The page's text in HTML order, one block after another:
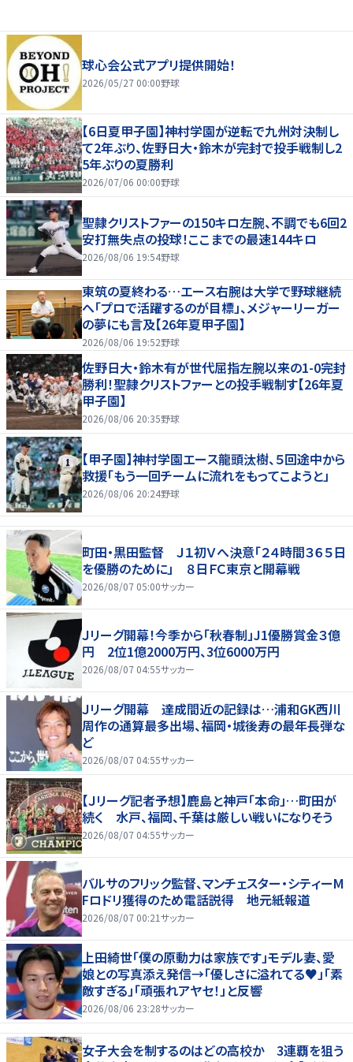
球心会公式アプリ提供開始！
2026/05/27 00:00野球
【6日夏甲子園】神村学園が逆転で九州対決制し
て2年ぶり、佐野日大・鈴木が完封で投手戦制し2
5年ぶりの夏勝利
2026/07/06 00:00野球
聖隷クリストファーの150キロ左腕、不調でも6回2
安打無失点の投球！ここまでの最速144キロ
2026/08/06 19:54野球
東筑の夏終わる…エース右腕は大学で野球継続
へ「プロで活躍するのが目標」、メジャーリーガー
の夢にも言及【26年夏甲子園】
2026/08/06 19:52野球
佐野日大・鈴木有が世代屈指左腕以来の1-0完封
勝利！聖隷クリストファーとの投手戦制す【26年夏
甲子園】
2026/08/06 20:35野球
【甲子園】神村学園エース龍頭汰樹、５回途中から
救援「もう一回チームに流れをもってこようと」
2026/08/06 20:24野球
町田・黒田監督 Ｊ１初Ｖへ決意「２４時間３６５日
を優勝のために」 ８日ＦＣ東京と開幕戦
2026/08/07 05:00サッカー
Ｊリーグ開幕！今季から「秋春制」J1優勝賞金３億
円 2位1億2000万円、3位6000万円
2026/08/07 04:55サッカー
Ｊリーグ開幕 達成間近の記録は…浦和GK西川
周作の通算最多出場、福岡・城後寿の最年長弾な
ど
2026/08/07 04:55サッカー
【Ｊリーグ記者予想】鹿島と神戸「本命」…町田が
続く 水戸、福岡、千葉は厳しい戦いになりそう
2026/08/07 04:55サッカー
バルサのフリック監督、マンチェスター・シティーM
Fロドリ獲得のため電話説得 地元紙報道
2026/08/07 00:21サッカー
上田綺世「僕の原動力は家族です」モデル妻、愛
娘との写真添え発信→「優しさに溢れてる♥」「素
敵すぎる」「頑張れアヤセ！」と反響
2026/08/06 23:28サッカー
女子大会を制するのはどの高校か 3連覇を狙う